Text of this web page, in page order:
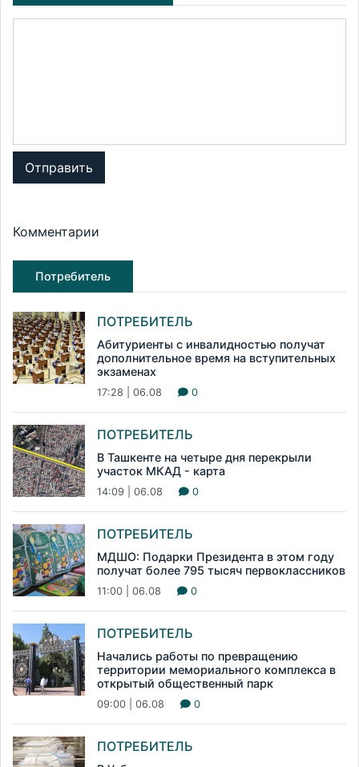
Отправить
Комментарии
Потребитель
ПОТРЕБИТЕЛЬ
Абитуриенты с инвалидностью получат
дополнительное время на вступительных
экзаменах
17:28 | 06.08 0
ПОТРЕБИТЕЛЬ
В Ташкенте на четыре дня перекрыли
участок МКАД - карта
14:09 | 06.08 0
ПОТРЕБИТЕЛЬ
МДШО: Подарки Президента в этом году
получат более 795 тысяч первоклассников
11:00 | 06.08 0
ПОТРЕБИТЕЛЬ
Начались работы по превращению
территории мемориального комплекса в
открытый общественный парк
09:00 | 06.08 0
ПОТРЕБИТЕЛЬ